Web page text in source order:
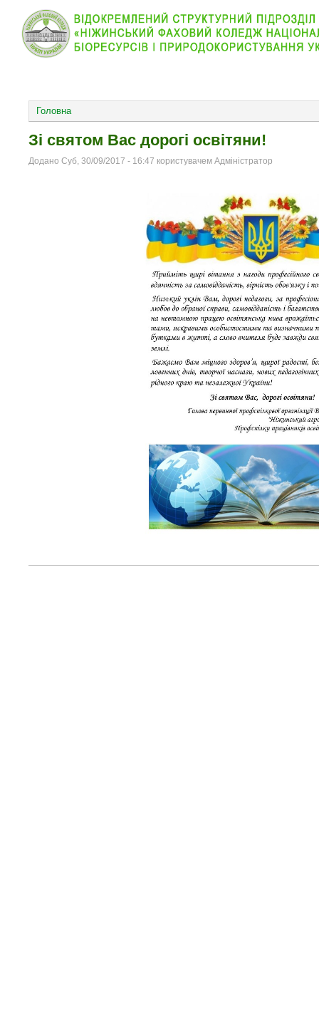
Головна
Зі святом Вас дорогі освітяни!
Додано Суб, 30/09/2017 - 16:47 користувачем Адміністратор